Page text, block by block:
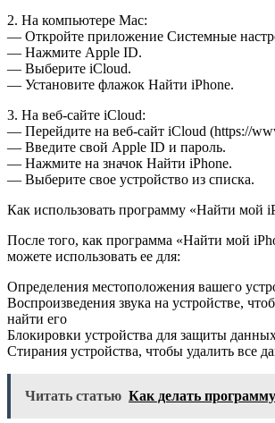
2. На компьютере Mac:
— Откройте приложение Системные
— Нажмите Apple ID.
— Выберите iCloud.
— Установите флажок Найти iPhone.
3. На веб-сайте iCloud:
— Перейдите на веб-сайт iCloud (https://
— Введите свой Apple ID и пароль.
— Нажмите на значок Найти iPhone.
— Выберите свое устройство из списка.
Как использовать программу «Найти мой
После того, как программа «Найти мой
можете использовать ее для:
Определения местоположения вашего
Воспроизведения звука на устройстве,
найти его
Блокировки устройства для защиты
Стирания устройства, чтобы удалить все
Читать статью Как делать